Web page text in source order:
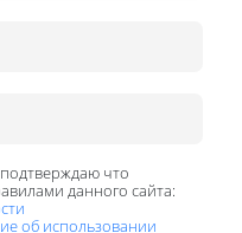
что
данного сайта:
об использовании